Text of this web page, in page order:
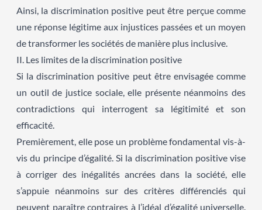
Ainsi, la discrimination positive peut être perçue comme
une réponse légitime aux injustices passées et un moyen
de transformer les sociétés de manière plus inclusive.
II. Les limites de la discrimination positive
Si la discrimination positive peut être envisagée comme
un outil de justice sociale, elle présente néanmoins des
contradictions qui interrogent sa légitimité et son
efficacité.
Premièrement, elle pose un problème fondamental vis-à-
vis du principe d’égalité. Si la discrimination positive vise
à corriger des inégalités ancrées dans la société, elle
s’appuie néanmoins sur des critères différenciés qui
peuvent paraître contraires à l’idéal d’égalité universelle.